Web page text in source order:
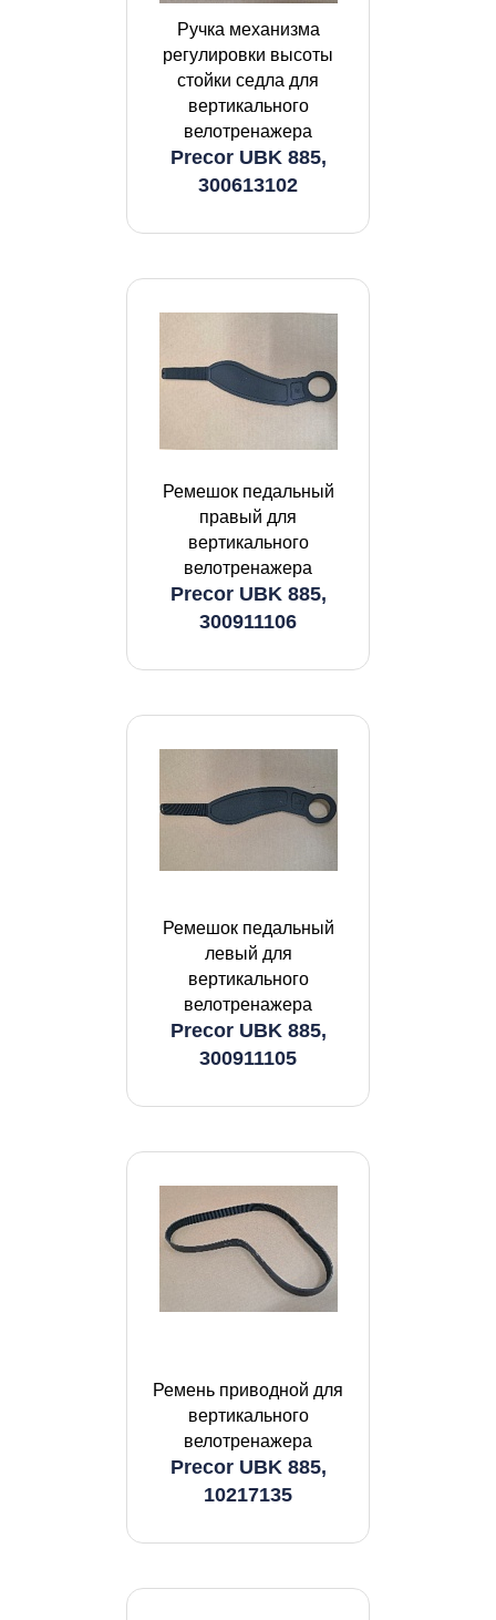
Ручка механизма
регулировки высоты
стойки седла для
вертикального
велотренажера
Precor UBK 885,
300613102
Ремешок педальный
правый для
вертикального
велотренажера
Precor UBK 885,
300911106
Ремешок педальный
левый для
вертикального
велотренажера
Precor UBK 885,
300911105
Ремень приводной для
вертикального
велотренажера
Precor UBK 885,
10217135